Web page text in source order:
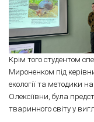
Крім того студентом
Мироненком під
екології та методики
Олексіївни, була
тваринного світу у